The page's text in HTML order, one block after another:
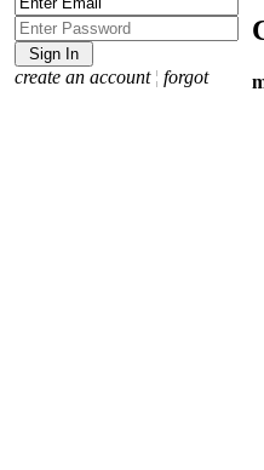
create an account ¦ forgot